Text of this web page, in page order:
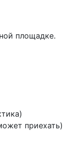
площадке.
приехать)